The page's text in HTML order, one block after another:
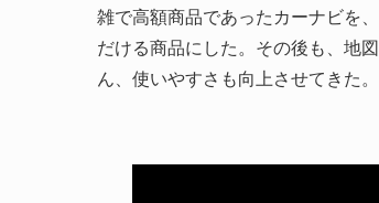
雑で高額商品であったカーナビを
だける商品にした。その後も、地
ん、使いやすさも向上させてきた。